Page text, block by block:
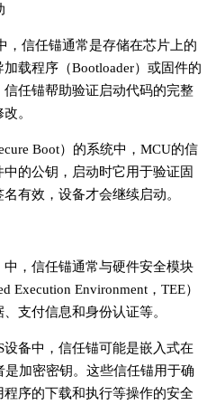
，信任锚通常是存储在芯片上的
载程序（Bootloader）或固件的
任锚帮助验证启动代码的完整
。
Boot）的系统中，MCU的信
的公钥，启动时它用于验证固
有效，设备才会继续启动。
，信任锚通常与硬件安全模块
Execution Environment，TEE）
支付信息和身份认证等。
备中，信任锚可能是嵌入式在
加密密钥。这些信任锚用于确
序的下载和执行等操作的安全